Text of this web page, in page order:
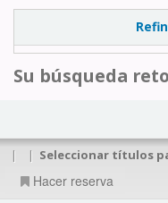
Su búsqueda
| | Seleccionar títulos
Hacer reserva